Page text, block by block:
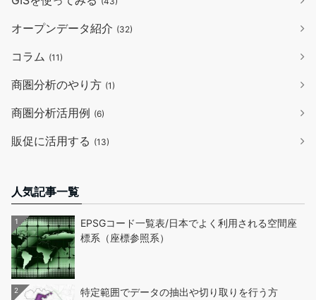
オープンデータ紹介 (32)
コラム (11)
商圏分析のやり方 (1)
商圏分析活用例 (6)
販促に活用する (13)
人気記事一覧
1
EPSGコード一覧表/日本でよく利用される空間座
標系（座標参照系）
2
特定範囲でデータの抽出や切り取りを行う方